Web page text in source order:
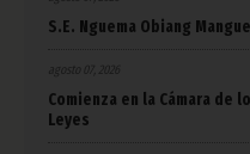
S.E. Nguema Obiang
agosto 07, 2026
Comienza en la Cámara
Leyes